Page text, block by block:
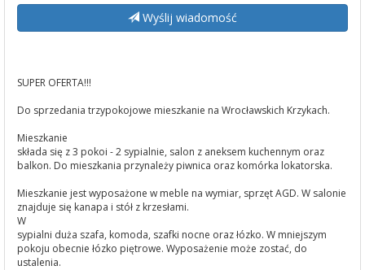
Wyślij wiadomość
SUPER OFERTA!!!
Do sprzedania trzypokojowe mieszkanie na Wrocławskich Krzykach.
Mieszkanie
składa się z 3 pokoi - 2 sypialnie, salon z aneksem kuchennym oraz
balkon. Do mieszkania przynależy piwnica oraz komórka lokatorska.
Mieszkanie jest wyposażone w meble na wymiar, sprzęt AGD. W salonie
znajduje się kanapa i stół z krzesłami.
W
sypialni duża szafa, komoda, szafki nocne oraz łózko. W mniejszym
pokoju obecnie łózko piętrowe. Wyposażenie może zostać, do
ustalenia.